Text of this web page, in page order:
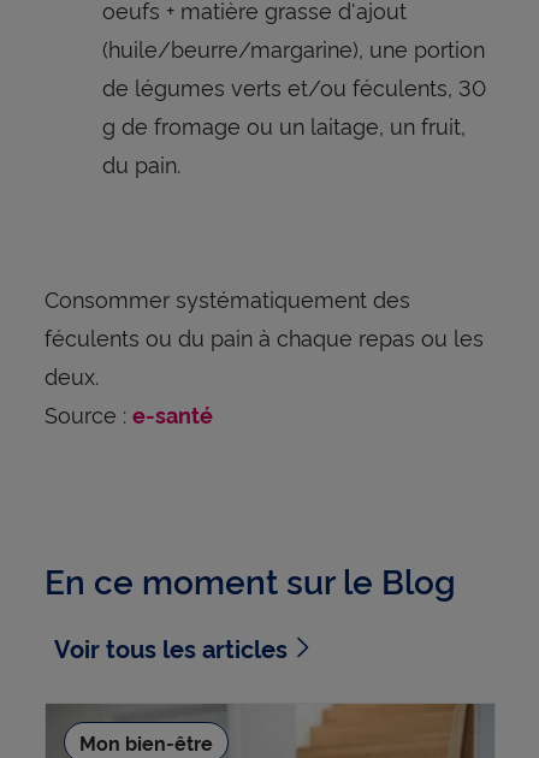
oeufs + matière grasse d'ajout
(huile/beurre/margarine), une portion
de légumes verts et/ou féculents, 30
g de fromage ou un laitage, un fruit,
du pain.
Consommer systématiquement des
féculents ou du pain à chaque repas ou les
deux.
Source : e-santé
En ce moment sur le Blog
Voir tous les articles
Mon bien-être